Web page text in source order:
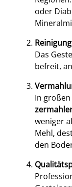
oder
Das
befreit,
In
weniger
Mehl,
den